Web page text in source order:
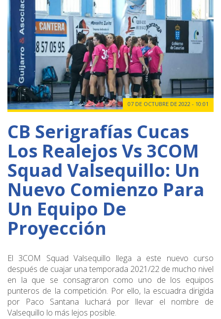
07 DE OCTUBRE DE 2022 - 10:01
CB Serigrafías Cucas
Los Realejos Vs 3COM
Squad Valsequillo: Un
Nuevo Comienzo Para
Un Equipo De
Proyección
El 3COM Squad Valsequillo llega a este nuevo curso
después de cuajar una temporada 2021/22 de mucho nivel
en la que se consagraron como uno de los equipos
punteros de la competición. Por ello, la escuadra dirigida
por Paco Santana luchará por llevar el nombre de
Valsequillo lo más lejos posible.